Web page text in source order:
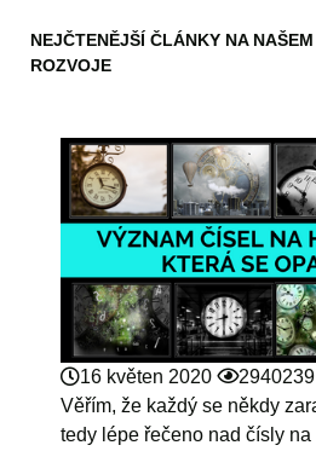
NEJČTENĚJŠÍ ČLÁNKY NA
ROZVOJE
16 květen 2020
2940239
Věřím, že každý se někdy
tedy lépe řečeno nad čísly